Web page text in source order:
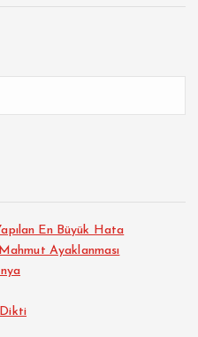
En Büyük Hata
Ayaklanması
Dikti